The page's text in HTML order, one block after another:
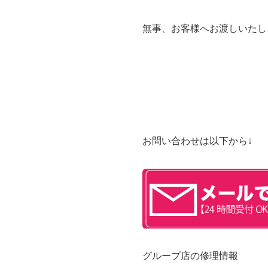
無事、お客様へお渡しいた
お問い合わせは以下から↓
グループ店の修理情報